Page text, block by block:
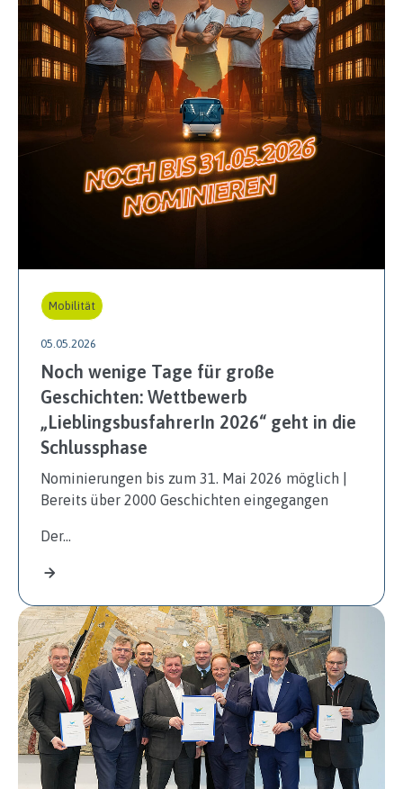
Mobilität
05.05.2026
Noch wenige Tage für große
Geschichten: Wettbewerb
„LieblingsbusfahrerIn 2026“ geht in die
Schlussphase
Nominierungen bis zum 31. Mai 2026 möglich |
Bereits über 2000 Geschichten eingegangen
Der…